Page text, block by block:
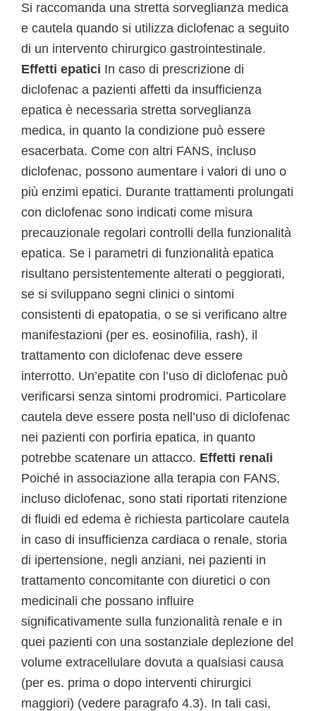
Si raccomanda una stretta sorveglianza medica
e cautela quando si utilizza diclofenac a seguito
di un intervento chirurgico gastrointestinale.
Effetti epatici In caso di prescrizione di
diclofenac a pazienti affetti da insufficienza
epatica è necessaria stretta sorveglianza
medica, in quanto la condizione può essere
esacerbata. Come con altri FANS, incluso
diclofenac, possono aumentare i valori di uno o
più enzimi epatici. Durante trattamenti prolungati
con diclofenac sono indicati come misura
precauzionale regolari controlli della funzionalità
epatica. Se i parametri di funzionalità epatica
risultano persistentemente alterati o peggiorati,
se si sviluppano segni clinici o sintomi
consistenti di epatopatia, o se si verificano altre
manifestazioni (per es. eosinofilia, rash), il
trattamento con diclofenac deve essere
interrotto. Un’epatite con l’uso di diclofenac può
verificarsi senza sintomi prodromici. Particolare
cautela deve essere posta nell’uso di diclofenac
nei pazienti con porfiria epatica, in quanto
potrebbe scatenare un attacco. Effetti renali
Poiché in associazione alla terapia con FANS,
incluso diclofenac, sono stati riportati ritenzione
di fluidi ed edema è richiesta particolare cautela
in caso di insufficienza cardiaca o renale, storia
di ipertensione, negli anziani, nei pazienti in
trattamento concomitante con diuretici o con
medicinali che possano influire
significativamente sulla funzionalità renale e in
quei pazienti con una sostanziale deplezione del
volume extracellulare dovuta a qualsiasi causa
(per es. prima o dopo interventi chirurgici
maggiori) (vedere paragrafo 4.3). In tali casi,